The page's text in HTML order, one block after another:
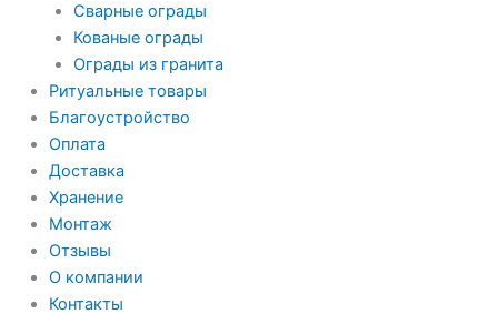
Сварные ограды
Кованые ограды
Ограды из гранита
Ритуальные товары
Благоустройство
Оплата
Доставка
Хранение
Монтаж
Отзывы
О компании
Контакты